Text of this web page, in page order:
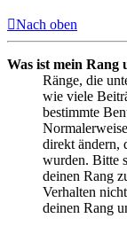
Nach oben
Was ist mein Rang
Ränge, die
wie viele
bestimmte
direkt ändern,
wurden. Bitte
deinen Rang
Verhalten
deinen Rang